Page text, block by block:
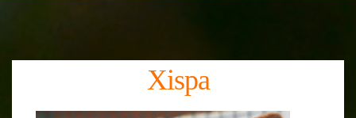
Xispa